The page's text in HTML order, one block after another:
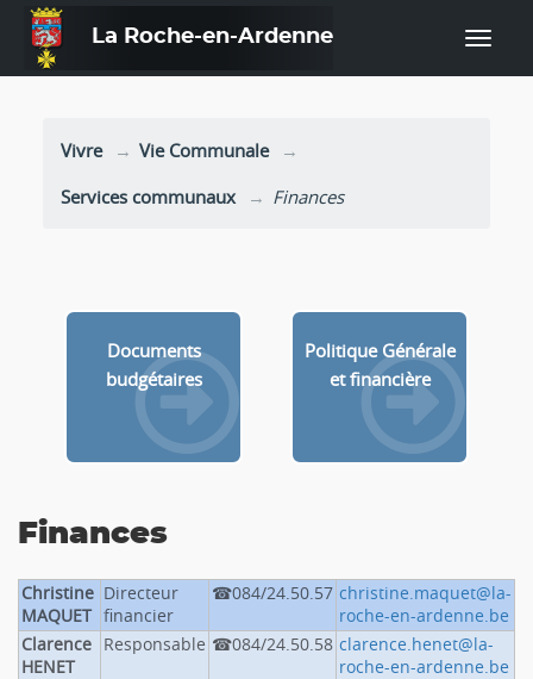
La Roche-en-Ardenne
Vivre
Vie Communale
Services communaux
Finances
Documents
budgétaires
Politique Générale
et financière
Finances
Christine
MAQUET
Directeur
financier
084/24.50.57 christine.maquet@la-
roche-en-ardenne.be
Clarence
HENET
Responsable 084/24.50.58 clarence.henet@la-
roche-en-ardenne.be